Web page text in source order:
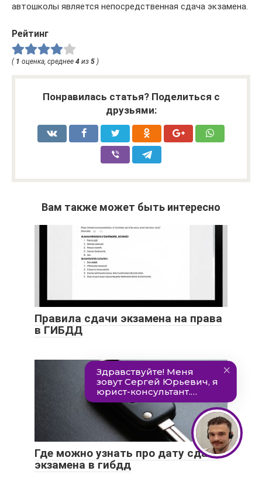
автошколы является непосредственная сдача экзамена.
Рейтинг
( 1 оценка, среднее 4 из 5 )
Понравилась статья? Поделиться с
друзьями:
Вам также может быть интересно
Правила сдачи экзамена на права
в ГИБДД
Где можно узнать про дату сдачи
экзамена в гибдд